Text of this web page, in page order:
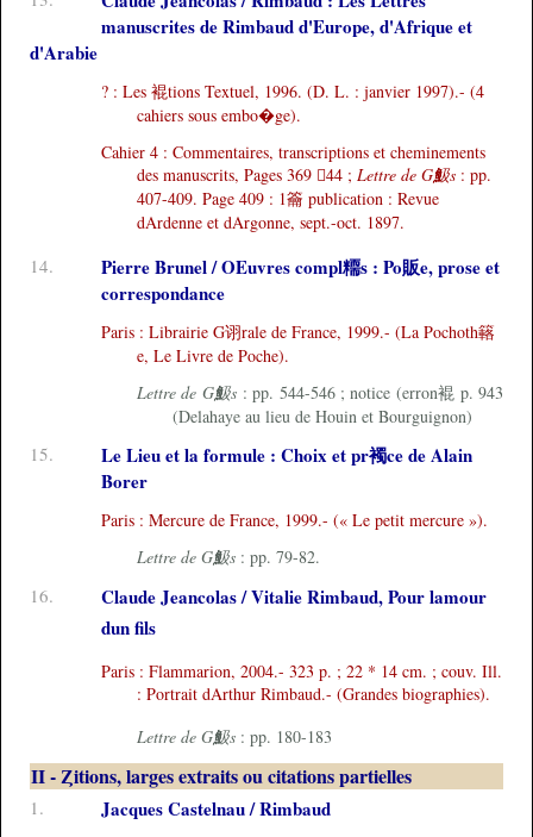
manuscrites de Rimbaud d'Europe, d'Afrique et
d'Arabie
? : Les 裩tions Textuel, 1996. (D. L. : janvier 1997).- (4
cahiers sous embo�ge).
Cahier 4 : Commentaires, transcriptions et cheminements
des manuscrits, Pages 369 44 ; Lettre de G魥s : pp.
407-409. Page 409 : 1籥 publication : Revue
dArdenne et dArgonne, sept.-oct. 1897.
14.
Pierre Brunel / OEuvres compl糥s : Po販e, prose et
correspondance
Paris : Librairie G诩rale de France, 1999.- (La Pochoth簵
e, Le Livre de Poche).
Lettre de G魥s : pp. 544-546 ; notice (erron裩 p. 943
(Delahaye au lieu de Houin et Bourguignon)
15.
Le Lieu et la formule : Choix et pr襡ce de Alain
Borer
Paris : Mercure de France, 1999.- (« Le petit mercure »).
Lettre de G魥s : pp. 79-82.
16.
Claude Jeancolas / Vitalie Rimbaud, Pour lamour
dun fils
Paris : Flammarion, 2004.- 323 p. ; 22 * 14 cm. ; couv. Ill.
: Portrait dArthur Rimbaud.- (Grandes biographies).
Lettre de G魥s : pp. 180-183
II - Ȥitions, larges extraits ou citations partielles
1. Jacques Castelnau / Rimbaud